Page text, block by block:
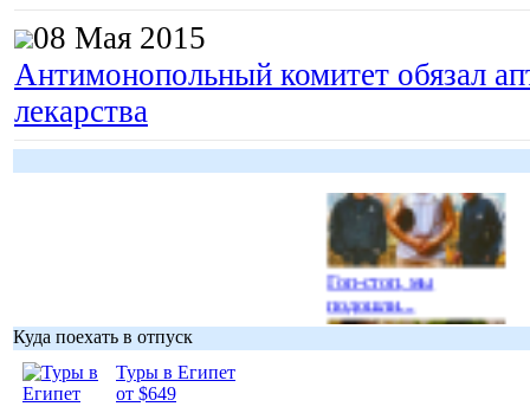
08 Мая 2015
Антимонопольный комитет обязал
лекарства
Гоп-стоп, мы
подошли...
Куда поехать в отпуск
Туры в Египет
от $649